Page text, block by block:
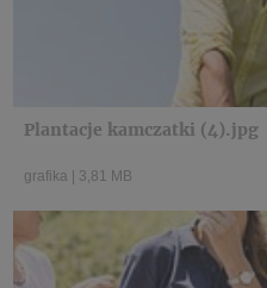
Plantacje kamczatki (4).jpg
grafika | 3,81 MB